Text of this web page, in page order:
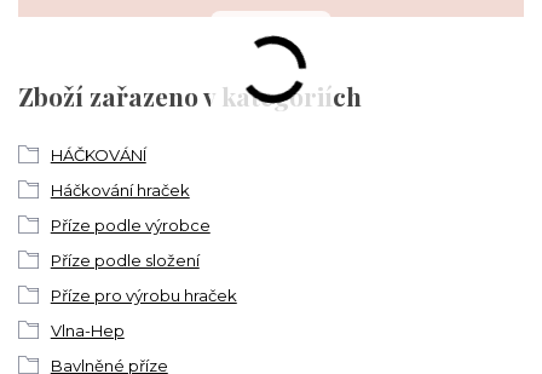
Zboží zařazeno v kategoriích
HÁČKOVÁNÍ
Háčkování hraček
Příze podle výrobce
Příze podle složení
Příze pro výrobu hraček
Vlna-Hep
Bavlněné příze